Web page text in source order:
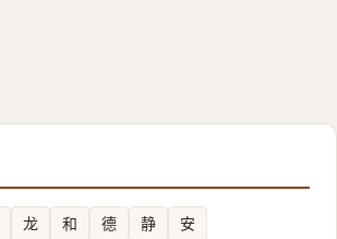
龙 和 德 静 安